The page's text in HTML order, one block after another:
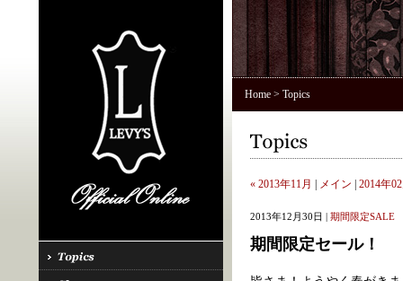
Home> Topics
« 2013年11月 メイン 2014年
2013年12月30日 | 期間限定SALE
期間限定セール！